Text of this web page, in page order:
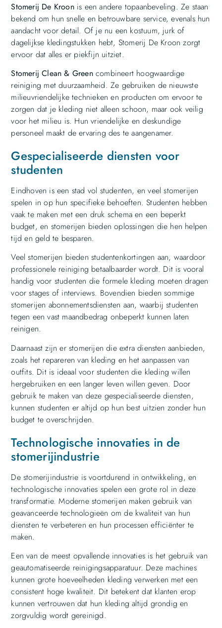
Stomerij De Kroonis een andere topaanbeveling. Ze staan
bekend om hun snelle en betrouwbare service, evenals hun
aandacht voor detail. Of je nu een kostuum, jurk of
dagelijkse kledingstukken hebt, Stomerij De Kroon zorgt
ervoor dat alles er piekfijn uitziet.
Stomerij Clean & Greencombineert hoogwaardige
reiniging met duurzaamheid. Ze gebruiken de nieuwste
milieuvriendelijke technieken en producten om ervoor te
zorgen dat je kleding niet alleen schoon, maar ook veilig
voor het milieu is. Hun vriendelijke en deskundige
personeel maakt de ervaring des te aangenamer.
Gespecialiseerde diensten voor
studenten
Eindhoven is een stad vol studenten, en veel stomerijen
spelen in op hun specifieke behoeften. Studenten hebben
vaak te maken met een druk schema en een beperkt
budget, en stomerijen bieden oplossingen die hen helpen
tijd en geld te besparen.
Veel stomerijen bieden studentenkortingen aan, waardoor
professionele reiniging betaalbaarder wordt. Dit is vooral
handig voor studenten die formele kleding moeten dragen
voor stages of interviews. Bovendien bieden sommige
stomerijen abonnementsdiensten aan, waarbij studenten
tegen een vast maandbedrag onbeperkt kunnen laten
reinigen.
Daarnaast zijn er stomerijen die extra diensten aanbieden,
zoals het repareren van kleding en het aanpassen van
outfits. Dit is ideaal voor studenten die kleding willen
hergebruiken en een langer leven willen geven. Door
gebruik te maken van deze gespecialiseerde diensten,
kunnen studenten er altijd op hun best uitzien zonder hun
budget te overschrijden.
Technologische innovaties in de
stomerijindustrie
De stomerijindustrie is voortdurend in ontwikkeling, en
technologische innovaties spelen een grote rol in deze
transformatie. Moderne stomerijen maken gebruik van
geavanceerde technologieën om de kwaliteit van hun
diensten te verbeteren en hun processen efficiënter te
maken.
Een van de meest opvallende innovaties is het gebruik van
geautomatiseerde reinigingsapparatuur. Deze machines
kunnen grote hoeveelheden kleding verwerken met een
consistent hoge kwaliteit. Dit betekent dat klanten erop
kunnen vertrouwen dat hun kleding altijd grondig en
zorgvuldig wordt gereinigd.